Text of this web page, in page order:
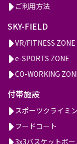
ご利用方法
SKY-FIELD
VR/FITNESS ZONE
e-SPORTS ZONE
CO-WORKING
付帯施設
スポーツクライミ
フードコート
3x3バスケットボー